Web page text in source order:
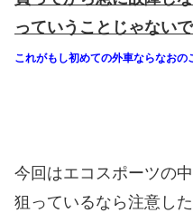
っていうことじゃない
これがもし初めての外車ならなおの
今回はエコスポーツの
狙っているなら注意し